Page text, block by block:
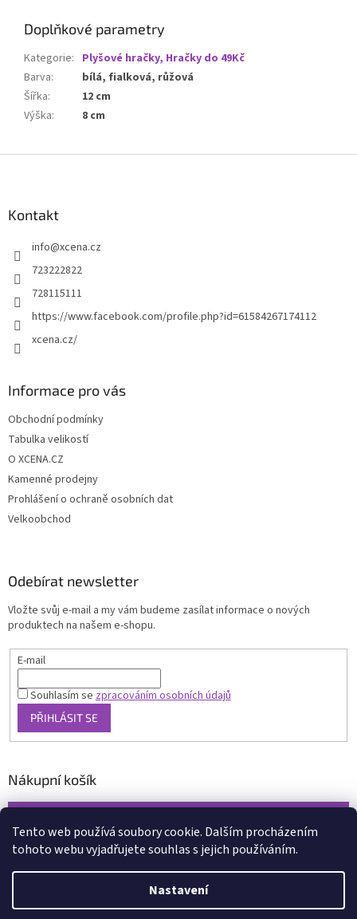
Tento web používá soubory cookie. Dalším procházením
tohoto webu vyjadřujete souhlas s jejich používáním.
Nastavení
Doplňkové parametry
Kategorie: Plyšové hračky, Hračky do 49Kč
Barva:
bílá, fialková, růžová
Šířka:
12 cm
Výška: 8 cm
Kontakt
info@xcena.cz
723222822
728115111
https://www.facebook.com/profile.php?id=61584267174112
xcena.cz/
Informace pro vás
Obchodní podmínky
Tabulka velikostí
O XCENA.CZ
Kamenné prodejny
Prohlášení o ochraně osobních dat
Velkoobchod
Odebírat newsletter
Vložte svůj e-mail a my vám budeme zasílat informace o nových
produktech na našem e-shopu.
E-mail
Souhlasím sezpracováním osobních údajů
PŘIHLÁSIT SE
Nákupní košík
Vytvořil Shoptet